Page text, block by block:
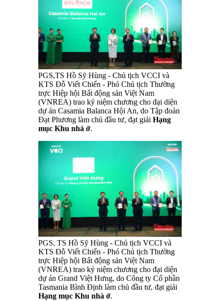
PGS,TS Hồ Sỹ Hùng - Chủ tịch VCCI và
KTS Đỗ Viết Chiến - Phó Chủ tịch Thường
trực Hiệp hội Bất động sản Việt Nam
(VNREA) trao kỷ niệm chương cho đại diện
dự án Casamia Balanca Hội An, do Tập đoàn
Đạt Phương làm chủ đầu tư, đạt giải Hạng
mục Khu nhà ở.
PGS, TS Hồ Sỹ Hùng - Chủ tịch VCCI và
KTS Đỗ Viết Chiến - Phó Chủ tịch Thường
trực Hiệp hội Bất động sản Việt Nam
(VNREA) trao kỷ niệm chương cho đại diện
dự án Grand Việt Hưng, do Công ty Cổ phần
Tasmania Bình Định làm chủ đầu tư, đạt giải
Hạng mục Khu nhà ở.